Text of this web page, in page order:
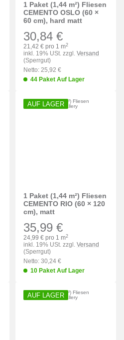
1 Paket (1,44 m²) Fliesen
CEMENTO OSLO (60 ×
60 cm), hard matt
30,84 €
21,42 € pro 1 m2
inkl. 19% USt. zzgl. Versand
(Sperrgut)
Netto: 25,92 €
44 Paket Auf Lager
AUF LAGER
1 Paket (1,44 m²) Fliesen
CEMENTO RIO (60 × 120
cm), matt
35,99 €
24,99 € pro 1 m2
inkl. 19% USt. zzgl. Versand
(Sperrgut)
Netto: 30,24 €
10 Paket Auf Lager
AUF LAGER